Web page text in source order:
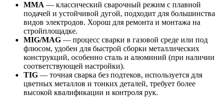
MMA — классический сварочный режим с плавной
подачей и устойчивой дугой, подходит для большинства
видов электродов. Хорош для ремонта и монтажа на
стройплощадке.
MIG/MAG — процесс сварки в газовой среде или под
флюсом, удобен для быстрой сборки металлических
конструкций, особенно сталь и алюминий (при наличии
соответствующей настройки).
TIG — точная сварка без подтеков, используется для
цветных металлов и тонких деталей, требует более
высокой квалификации и контроля рук.